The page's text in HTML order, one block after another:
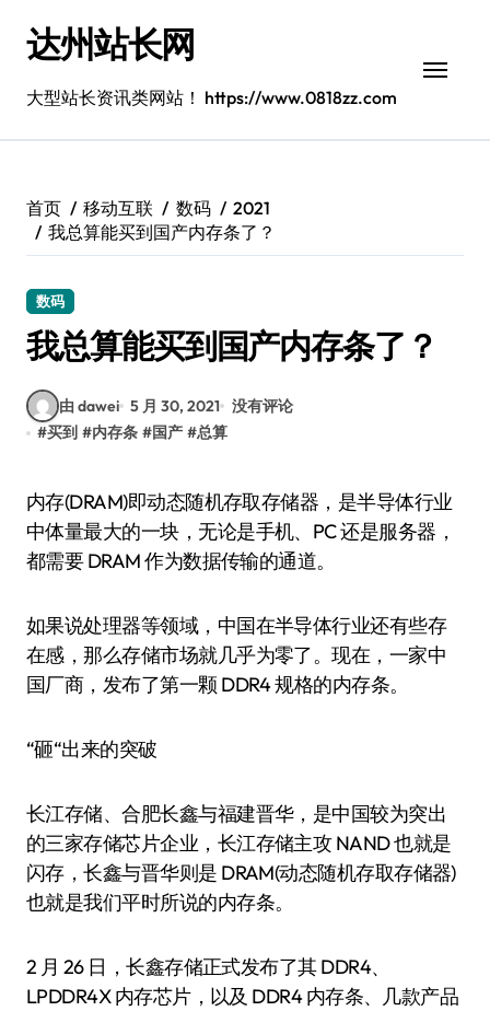
达州站长网
大型站长资讯类网站！ https://www.0818zz.com
首页 移动互联 数码
2021
我总算能买到国产内存条了？
数码
我总算能买到国产内存条了？
由 dawei 5 月 30, 2021 没有评论
#买到 #内存条 #国产 #总算
内存(DRAM)即动态随机存取存储器，是半导体行业
中体量最大的一块，无论是手机、PC 还是服务器，
都需要 DRAM 作为数据传输的通道。
如果说处理器等领域，中国在半导体行业还有些存
在感，那么存储市场就几乎为零了。现在，一家中
国厂商，发布了第一颗 DDR4 规格的内存条。
“砸“出来的突破
长江存储、合肥长鑫与福建晋华，是中国较为突出
的三家存储芯片企业，长江存储主攻 NAND 也就是
闪存，长鑫与晋华则是 DRAM(动态随机存取存储器)
也就是我们平时所说的内存条。
2 月 26 日，长鑫存储正式发布了其 DDR4、
LPDDR4X 内存芯片，以及 DDR4 内存条、几款产品